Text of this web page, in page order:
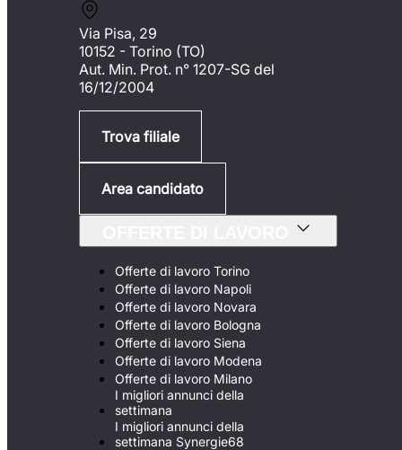
Via Pisa, 29
10152 - Torino (TO)
Aut. Min. Prot. n° 1207-SG del
16/12/2004
Trova filiale
Area candidato
Offerte di lavoro Torino
Offerte di lavoro Napoli
Offerte di lavoro Novara
Offerte di lavoro Bologna
Offerte di lavoro Siena
Offerte di lavoro Modena
Offerte di lavoro Milano
I migliori annunci della
settimana
I migliori annunci della
settimana Synergie68